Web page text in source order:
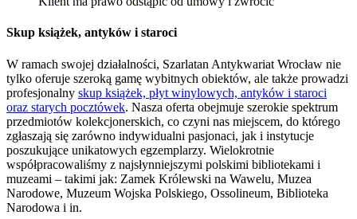
Skup książek, antyków i staroci
W ramach swojej działalności, Szarlatan Antykwariat Wrocław nie
tylko oferuje szeroką gamę wybitnych obiektów, ale także prowadzi
profesjonalny skup książek, płyt winylowych, antyków i staroci
oraz starych pocztówek. Nasza oferta obejmuje szerokie spektrum
przedmiotów kolekcjonerskich, co czyni nas miejscem, do którego
zgłaszają się zarówno indywidualni pasjonaci, jak i instytucje
poszukujące unikatowych egzemplarzy. Wielokrotnie
współpracowaliśmy z najsłynniejszymi polskimi bibliotekami i
muzeami – takimi jak: Zamek Królewski na Wawelu, Muzea
Narodowe, Muzeum Wojska Polskiego, Ossolineum, Biblioteka
Narodowa i in.